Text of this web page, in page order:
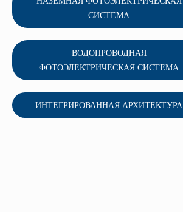
СИСТЕМА
ВОДОПРОВОДНАЯ
ФОТОЭЛЕКТРИЧЕСКАЯ СИСТЕМА
ИНТЕГРИРОВАННАЯ АРХИТЕКТУРА